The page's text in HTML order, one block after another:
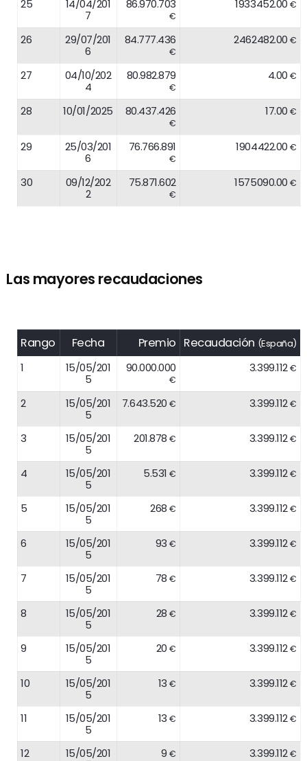
25
14/04/201
7
86.970.703
€
1933452.00€
26
29/07/201
6
84.777.436
€
2462482.00€
27
04/10/202
4
80.982.879
€
4.00€
28 10/01/2025 80.437.426
€
17.00€
29
25/03/201
6
76.766.891
€
1904422.00€
30
09/12/202
2
75.871.602
€
1575090.00€
Las mayores recaudaciones
Rango Fecha Premio Recaudación (España)
1
15/05/201
5
90.000.000
€
3.399.112€
2
15/05/201
5
7.643.520€ 3.399.112€
3
15/05/201
5
201.878€ 3.399.112€
4
15/05/201
5
5.531€ 3.399.112€
5
15/05/201
5
268€ 3.399.112€
6
15/05/201
5
93€ 3.399.112€
7
15/05/201
5
78€ 3.399.112€
8
15/05/201
5
28€ 3.399.112€
9
15/05/201
5
20€ 3.399.112€
10
15/05/201
5
13€ 3.399.112€
11
15/05/201
5
13€ 3.399.112€
12
15/05/201
9€ 3.399.112€